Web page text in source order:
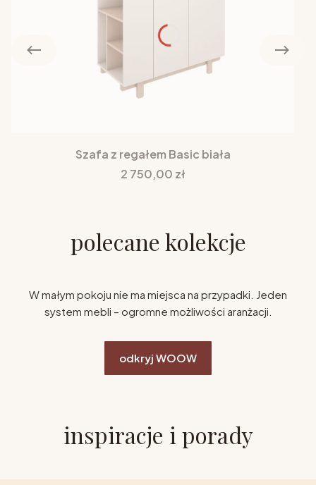
Szafa z regałem Basic biała
Cena
2 750,00 zł
polecane kolekcje
W małym pokoju nie ma miejsca na przypadki. Jeden
system mebli – ogromne możliwości aranżacji.
odkryj WOOW
inspiracje i porady